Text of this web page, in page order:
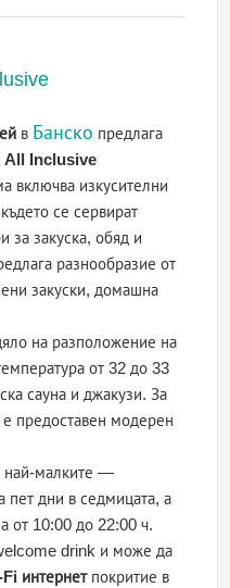
в Банско предлага
All Inclusive
включва изкусителни
се сервират
за закуска, обяд и
разнообразие от
закуски, домашна
на разположение на
от 32 до 33
сауна и джакузи. За
предоставен модерен
най-малките —
пет дни в седмицата, а
от 10:00 до 22:00 ч.
drink и може да
интернетпокритие в